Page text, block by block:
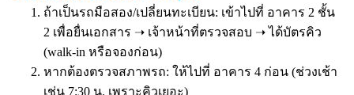
ถ้าเป็นรถมือสอง/เปลี่ยนทะเบียน: เข้าไปที่ อาคาร 2 ชั้น
2 เพื่อยื่นเอกสาร ➝ เจ้าหน้าที่ตรวจสอบ ➝ ได้บัตรคิว
(walk-in หรือจองก่อน)
หากต้องตรวจสภาพรถ: ให้ไปที่ อาคาร 4 ก่อน (ช่วงเช้า
เช่น 7:30 น. เพราะคิวเยอะ)